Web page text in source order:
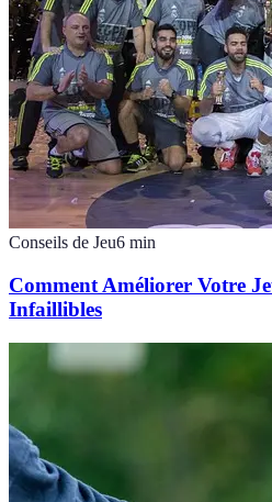
Conseils de Jeu6 min
Comment Améliorer Votre
Infaillibles